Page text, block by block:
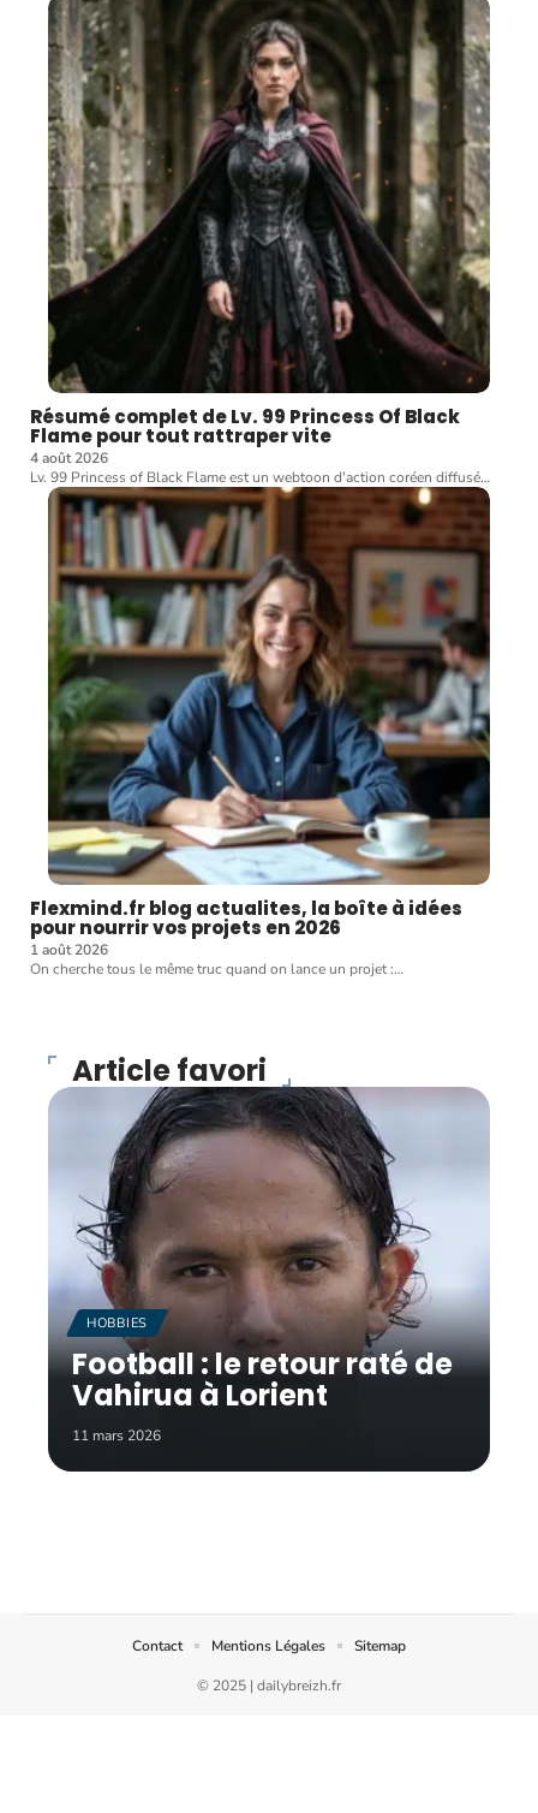
Résumé complet de Lv. 99 Princess Of Black
Flame pour tout rattraper vite
4 août 2026
Lv. 99 Princess of Black Flame est un webtoon d'action coréen diffusé…
Flexmind.fr blog actualites, la boîte à idées
pour nourrir vos projets en 2026
1 août 2026
On cherche tous le même truc quand on lance un projet :…
Article favori
HOBBIES
Football : le retour raté de
Vahirua à Lorient
11 mars 2026
© 2025 | dailybreizh.fr
Contact Mentions Légales Sitemap